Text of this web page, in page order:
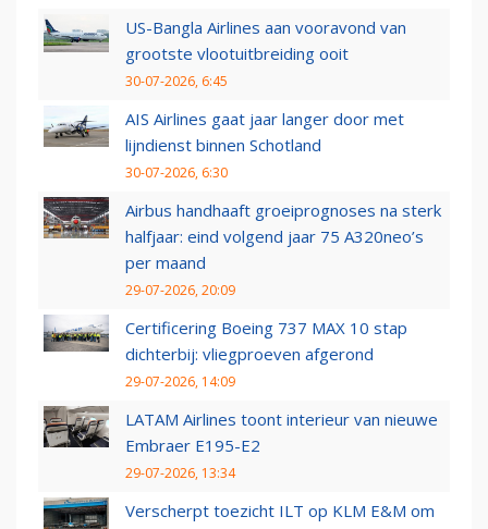
US-Bangla Airlines aan vooravond van
grootste vlootuitbreiding ooit
30-07-2026, 6:45
AIS Airlines gaat jaar langer door met
lijndienst binnen Schotland
30-07-2026, 6:30
Airbus handhaaft groeiprognoses na sterk
halfjaar: eind volgend jaar 75 A320neo’s
per maand
29-07-2026, 20:09
Certificering Boeing 737 MAX 10 stap
dichterbij: vliegproeven afgerond
29-07-2026, 14:09
LATAM Airlines toont interieur van nieuwe
Embraer E195-E2
29-07-2026, 13:34
Verscherpt toezicht ILT op KLM E&M om